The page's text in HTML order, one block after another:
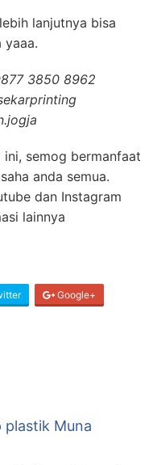
lanjutnya bisa
yaaa.
3850 8962
semog bermanfaat
anda semua.
dan Instagram
lainnya
Google+
plastik Muna